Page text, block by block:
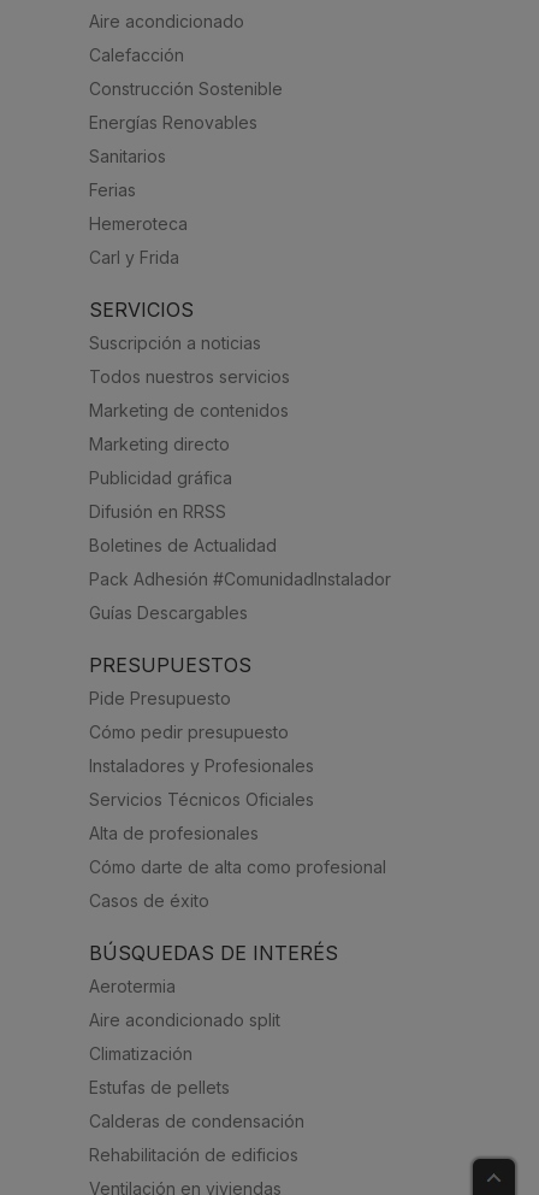
Aire acondicionado
Calefacción
Construcción Sostenible
Energías Renovables
Sanitarios
Ferias
Hemeroteca
Carl y Frida
SERVICIOS
Suscripción a noticias
Todos nuestros servicios
Marketing de contenidos
Marketing directo
Publicidad gráfica
Difusión en RRSS
Boletines de Actualidad
Pack Adhesión #ComunidadInstalador
Guías Descargables
PRESUPUESTOS
Pide Presupuesto
Cómo pedir presupuesto
Instaladores y Profesionales
Servicios Técnicos Oficiales
Alta de profesionales
Cómo darte de alta como profesional
Casos de éxito
BÚSQUEDAS DE INTERÉS
Aerotermia
Aire acondicionado split
Climatización
Estufas de pellets
Calderas de condensación
Rehabilitación de edificios
Ventilación en viviendas